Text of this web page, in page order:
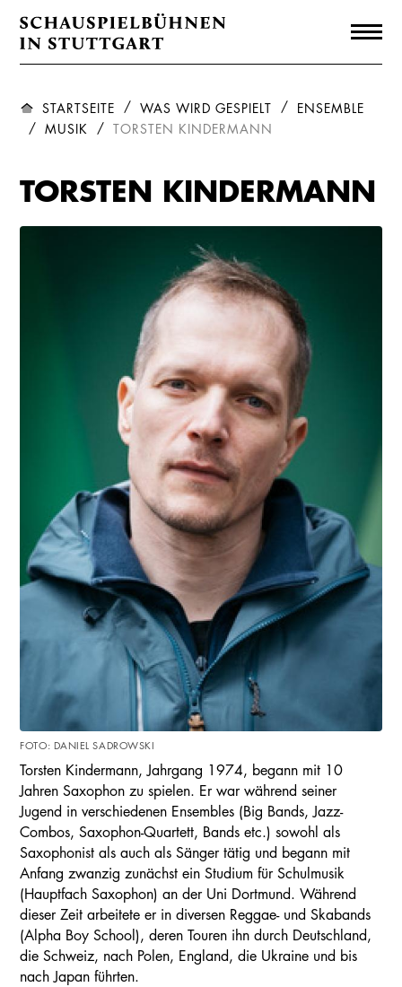
STARTSEITE WAS WIRD GESPIELT
ENSEMBLE
MUSIK
TORSTEN KINDERMANN
TORSTEN KINDERMANN
Torsten Kindermann, Jahrgang 1974, begann mit 10
Jahren Saxophon zu spielen. Er war während seiner
Jugend in verschiedenen Ensembles (Big Bands, Jazz-
Combos, Saxophon-Quartett, Bands etc.) sowohl als
Saxophonist als auch als Sänger tätig und begann mit
Anfang zwanzig zunächst ein Studium für Schulmusik
(Hauptfach Saxophon) an der Uni Dortmund. Während
dieser Zeit arbeitete er in diversen Reggae- und Skabands
(Alpha Boy School), deren Touren ihn durch Deutschland,
die Schweiz, nach Polen, England, die Ukraine und bis
nach Japan führten.
FOTO: DANIEL SADROWSKI